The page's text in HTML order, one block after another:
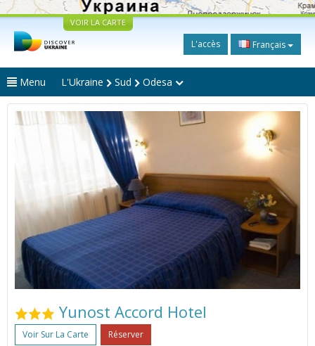
VOIR LA CARTE
L'accès Français
Menu L'Ukraine Sud Odesa
Yunost Accord Hotel
Voir Sur La Carte Réserver